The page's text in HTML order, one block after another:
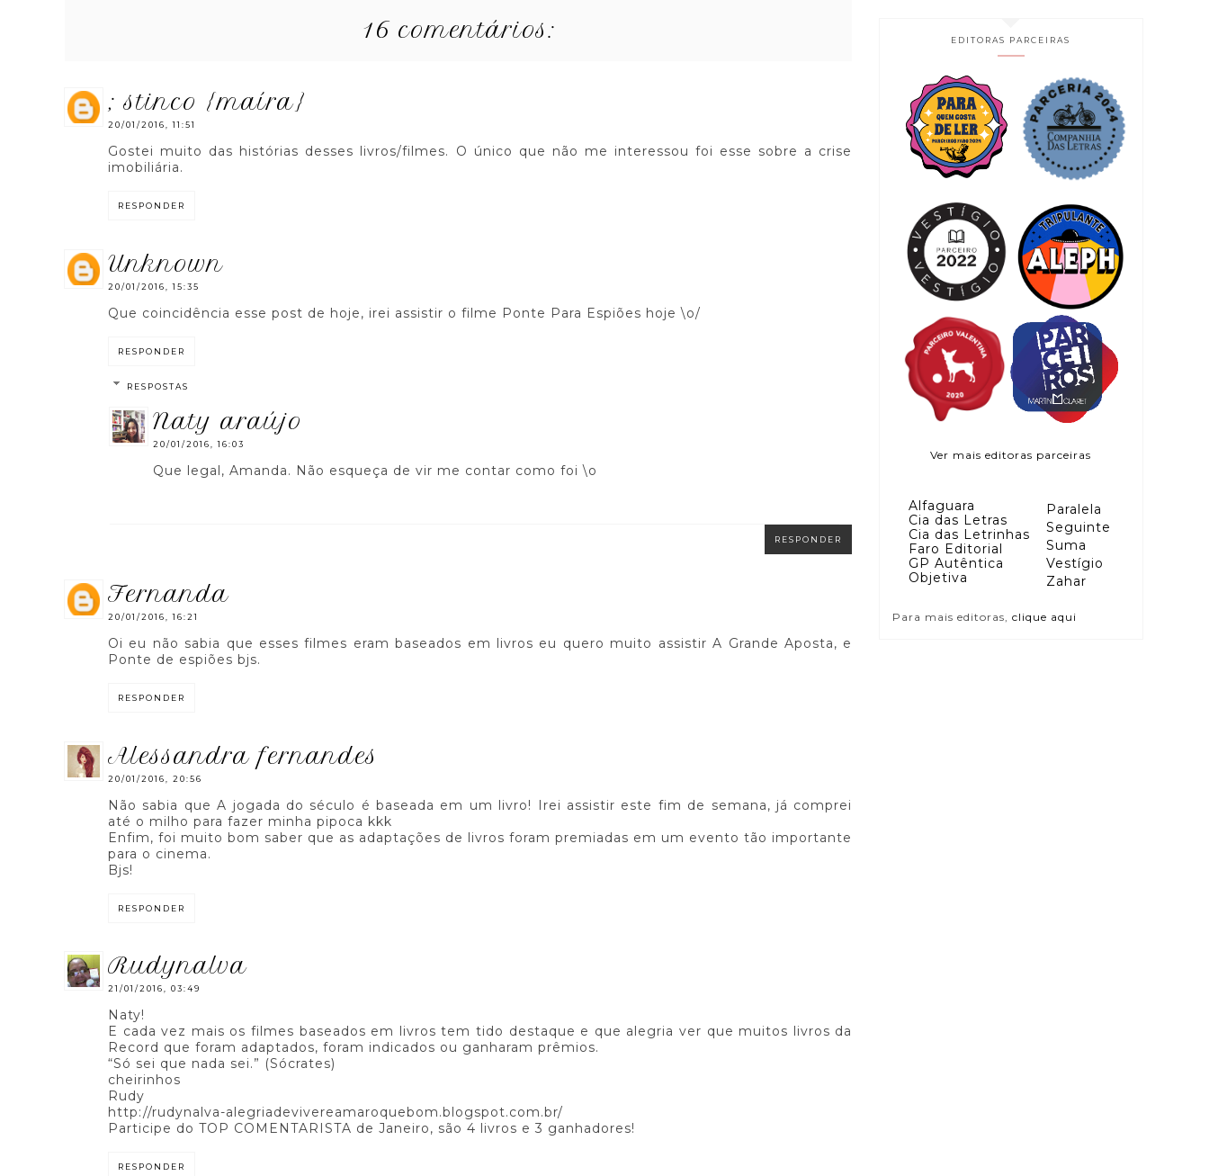
16 comentários:
; stinco {maíra}
20/01/2016, 11:51
Gostei muito das histórias desses livros/filmes. O único que não me interessou foi esse sobre a crise
imobiliária.
RESPONDER
unknown
20/01/2016, 15:35
Que coincidência esse post de hoje, irei assistir o filme Ponte Para Espiões hoje \o/
RESPONDER
RESPOSTAS
naty araújo
20/01/2016, 16:03
Que legal, Amanda. Não esqueça de vir me contar como foi \o
RESPONDER
fernanda
20/01/2016, 16:21
Oi eu não sabia que esses filmes eram baseados em livros eu quero muito assistir A Grande Aposta, e
Ponte de espiões bjs.
RESPONDER
alessandra fernandes
20/01/2016, 20:56
Não sabia que A jogada do século é baseada em um livro! Irei assistir este fim de semana, já comprei
até o milho para fazer minha pipoca kkk
Enfim, foi muito bom saber que as adaptações de livros foram premiadas em um evento tão importante
para o cinema.
Bjs!
RESPONDER
rudynalva
21/01/2016, 03:49
Naty!
E cada vez mais os filmes baseados em livros tem tido destaque e que alegria ver que muitos livros da
Record que foram adaptados, foram indicados ou ganharam prêmios.
“Só sei que nada sei.” (Sócrates)
cheirinhos
Rudy
http://rudynalva-alegriadevivereamaroquebom.blogspot.com.br/
Participe do TOP COMENTARISTA de Janeiro, são 4 livros e 3 ganhadores!
RESPONDER
EDITORAS PARCEIRAS
Ver mais editoras parceiras
Alfaguara
Cia das Letras
Cia das Letrinhas
Faro Editorial
GP Autêntica
Objetiva
Paralela
Seguinte
Suma
Vestígio
Zahar
Para mais editoras, clique aqui